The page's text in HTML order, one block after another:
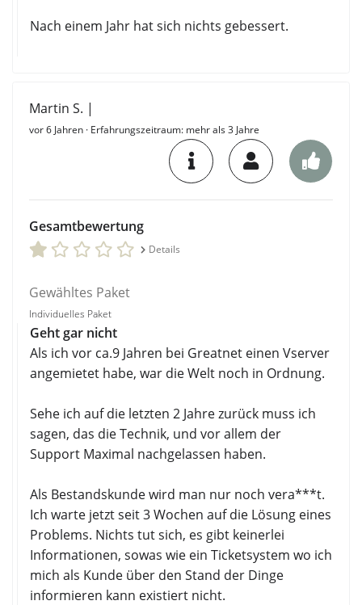
Nach einem Jahr hat sich nichts gebessert.
Martin S. |
vor 6 Jahren · Erfahrungszeitraum: mehr als 3 Jahre
Gesamtbewertung
Details
Gewähltes Paket
Individuelles Paket
Geht gar nicht
Als ich vor ca.9 Jahren bei Greatnet einen Vserver
angemietet habe, war die Welt noch in Ordnung.
Sehe ich auf die letzten 2 Jahre zurück muss ich
sagen, das die Technik, und vor allem der
Support Maximal nachgelassen haben.
Als Bestandskunde wird man nur noch vera***t.
Ich warte jetzt seit 3 Wochen auf die Lösung eines
Problems. Nichts tut sich, es gibt keinerlei
Informationen, sowas wie ein Ticketsystem wo ich
mich als Kunde über den Stand der Dinge
informieren kann existiert nicht.